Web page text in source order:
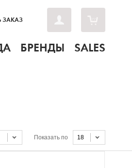
ЗАКАЗ
БРЕНДЫ SALES
Показать по 18